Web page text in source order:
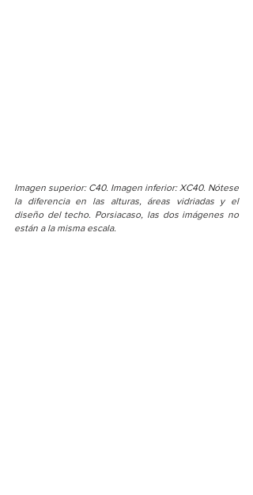
Imagen superior: C40. Imagen inferior: XC40. Nótese
la diferencia en las alturas, áreas vidriadas y el
diseño del techo. Porsiacaso, las dos imágenes no
están a la misma escala.